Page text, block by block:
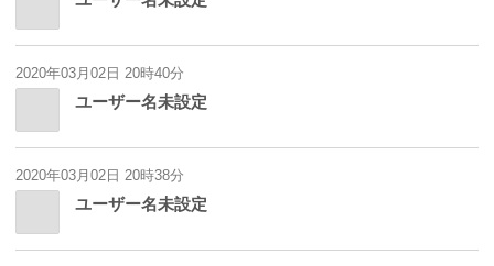
2020年03月02日 20時40分
ユーザー名未設定
2020年03月02日 20時38分
ユーザー名未設定